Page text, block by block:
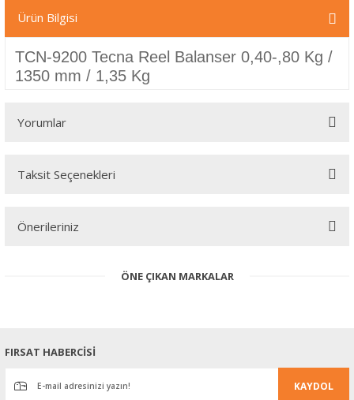
Ürün Bilgisi
TCN-9200 Tecna Reel Balanser 0,40-,80 Kg /
1350 mm / 1,35 Kg
Yorumlar
Taksit Seçenekleri
Önerileriniz
konularda yetersiz gördüğünüz noktaları öneri formunu kullanarak
Ürün resmi kalitesiz, bozuk veya görüntülenemiyor.
Ürün bilgilerinde hatalar bulunuyor.
ÖNE ÇIKAN MARKALAR
FIRSAT HABERCİSİ
KAYDOL